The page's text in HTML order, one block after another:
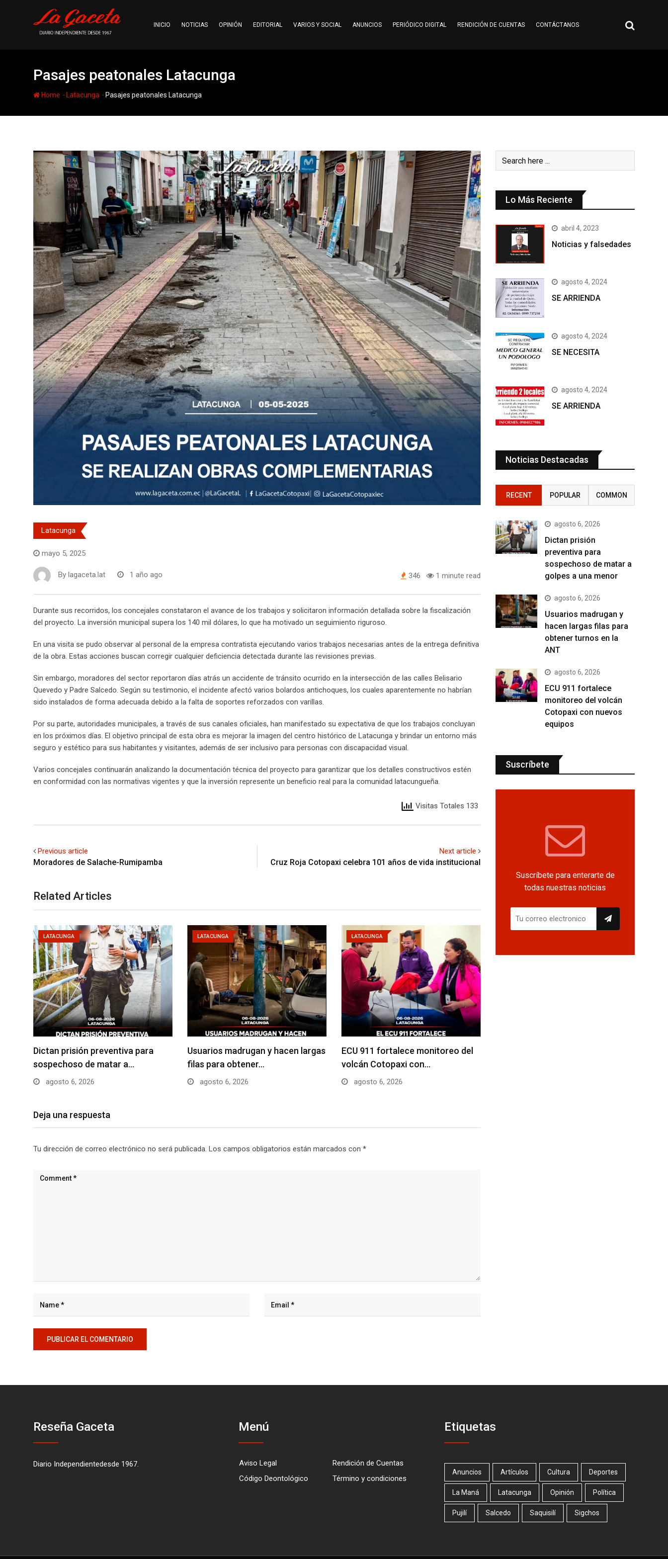
INICIO NOTICIAS OPINIÓN EDITORIAL VARIOS Y SOCIAL ANUNCIOS PERIÓDICO DIGITAL RENDICIÓN DE CUENTAS CONTÁCTANOS
Pasajes peatonales Latacunga
Home - Latacunga - Pasajes peatonales Latacunga
Latacunga
mayo 5, 2025
By lagaceta.lat 1 año ago 346 1 minute read
Durante sus recorridos, los concejales constataron el avance de los trabajos y solicitaron información detallada sobre la fiscalización
del proyecto. La inversión municipal supera los 140 mil dólares, lo que ha motivado un seguimiento riguroso.
En una visita se pudo observar al personal de la empresa contratista ejecutando varios trabajos necesarias antes de la entrega definitiva
de la obra. Estas acciones buscan corregir cualquier deficiencia detectada durante las revisiones previas.
Sin embargo, moradores del sector reportaron días atrás un accidente de tránsito ocurrido en la intersección de las calles Belisario
Quevedo y Padre Salcedo. Según su testimonio, el incidente afectó varios bolardos antichoques, los cuales aparentemente no habrían
sido instalados de forma adecuada debido a la falta de soportes reforzados con varillas.
Por su parte, autoridades municipales, a través de sus canales oficiales, han manifestado su expectativa de que los trabajos concluyan
en los próximos días. El objetivo principal de esta obra es mejorar la imagen del centro histórico de Latacunga y brindar un entorno más
seguro y estético para sus habitantes y visitantes, además de ser inclusivo para personas con discapacidad visual.
Varios concejales continuarán analizando la documentación técnica del proyecto para garantizar que los detalles constructivos estén
en conformidad con las normativas vigentes y que la inversión represente un beneficio real para la comunidad latacungueña.
Visitas Totales 133
Previous article
Moradores de Salache-Rumipamba
Next article
Cruz Roja Cotopaxi celebra 101 años de vida institucional
Related Articles
LATACUNGA
Dictan prisión preventiva para
sospechoso de matar a…
agosto 6, 2026
LATACUNGA
Usuarios madrugan y hacen largas
filas para obtener…
agosto 6, 2026
LATACUNGA
ECU 911 fortalece monitoreo del
volcán Cotopaxi con…
agosto 6, 2026
Deja una respuesta
Tu dirección de correo electrónico no será publicada. Los campos obligatorios están marcados con *
Lo Más Reciente
abril 4, 2023
Noticias y falsedades
agosto 4, 2024
SE ARRIENDA
agosto 4, 2024
SE NECESITA
agosto 4, 2024
SE ARRIENDA
Noticias Destacadas
RECENT POPULAR COMMON
agosto 6, 2026
Dictan prisión
preventiva para
sospechoso de matar a
golpes a una menor
agosto 6, 2026
Usuarios madrugan y
hacen largas filas para
obtener turnos en la
ANT
agosto 6, 2026
ECU 911 fortalece
monitoreo del volcán
Cotopaxi con nuevos
equipos
Suscríbete
Suscríbete para enterarte de
todas nuestras noticias
Reseña Gaceta
Diario Independientedesde 1967.
Menú
Aviso Legal
Rendición de Cuentas
Código Deontológico
Término y condiciones
Etiquetas
Anuncios Artículos Cultura Deportes
La Maná Latacunga Opinión Política
Pujilí Salcedo Saquisilí Sigchos